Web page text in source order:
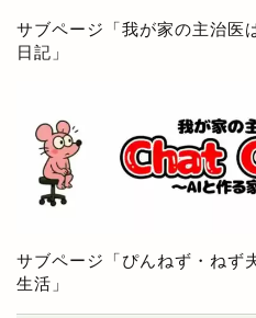
サブページ「我が家の主治医
日記 」
サブページ「ぴんねず・ねず
生活 」